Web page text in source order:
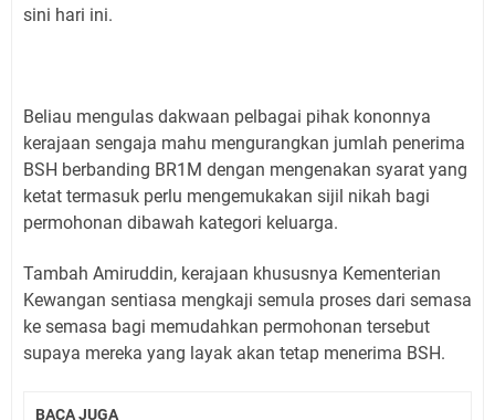
sini hari ini.
Beliau mengulas dakwaan pelbagai pihak kononnya
kerajaan sengaja mahu mengurangkan jumlah penerima
BSH berbanding BR1M dengan mengenakan syarat yang
ketat termasuk perlu mengemukakan sijil nikah bagi
permohonan dibawah kategori keluarga.
Tambah Amiruddin, kerajaan khususnya Kementerian
Kewangan sentiasa mengkaji semula proses dari semasa
ke semasa bagi memudahkan permohonan tersebut
supaya mereka yang layak akan tetap menerima BSH.
BACA JUGA